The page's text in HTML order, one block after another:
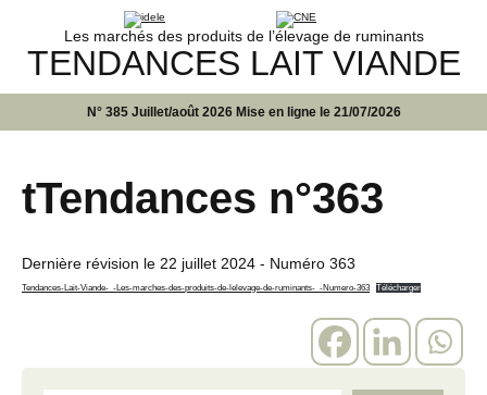
Les marchés des produits de l’élevage de ruminants
TENDANCES LAIT VIANDE
N° 385 Juillet/août 2026 Mise en ligne le 21/07/2026
tTendances n°363
Dernière révision le 22 juillet 2024 - Numéro 363
Tendances-Lait-Viande-_-Les-marches-des-produits-de-lelevage-de-ruminants-_-Numero-363 Télécharger